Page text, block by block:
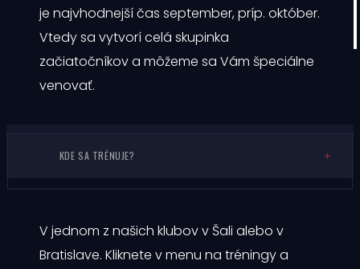
×
je najvhodnejší čas september, príp. október.
Vtedy sa vytvorí celá skupinka
začiatočníkov a môžeme sa Vám špeciálne
venovať.
KDE SA TRÉNUJE?
V jednom z našich klubov v Šali alebo v
Bratislave. Kliknete v menu na tréningy a